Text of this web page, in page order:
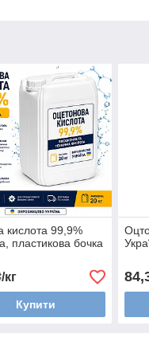
кислота 99,9%
пластикова бочка
Купити